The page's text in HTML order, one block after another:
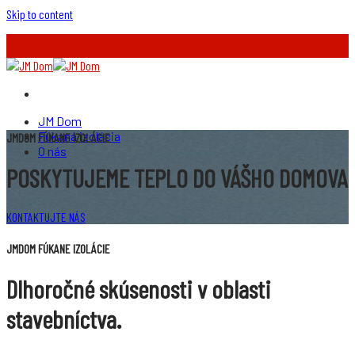
Skip to content
JM Dom
Fúkaná izolácia
O nás
JMDOM FÚKANE IZOLÁCIE
POSKYTUJEMETEPLO DO VÁŠHO DOMOVA
KONTAKTUJTE NÁS
JMDOM FÚKANE IZOLÁCIE
Dlhoročnéskúsenosti v oblasti
stavebníctva.